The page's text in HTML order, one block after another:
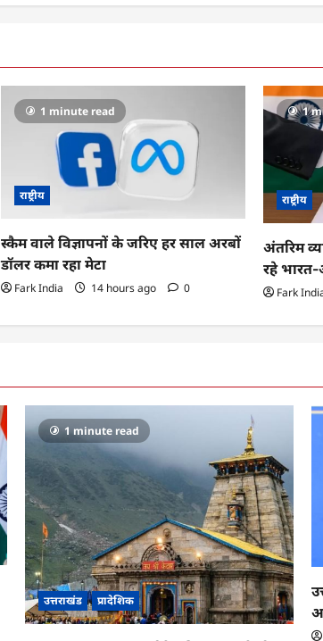
1 minute read
राष्ट्रीय
स्कैम वाले विज्ञापनों के जरिए हर साल अरबों
डॉलर कमा रहा मेटा
Fark India 14 hours ago 0
1
राष्ट्रीय
अंतरिम
रहे
Fark
1 minute read
उत्तराखंड प्रादेशिक